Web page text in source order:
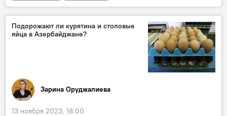
Дмитрий Медведев
предложения
Сотрудничество
ЕАЭС
Наука
расширение
Подорожают ли курятина и столовые
яйца в Азербайджане?
Зарина Оруджалиева
13 ноября 2023, 18:00